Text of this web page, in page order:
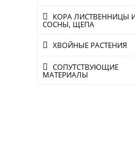
КОРА ЛИСТВЕННИЦЫ
СОСНЫ, ЩЕПА
ХВОЙНЫЕ РАСТЕНИЯ
СОПУТСТВУЮЩИЕ
МАТЕРИАЛЫ